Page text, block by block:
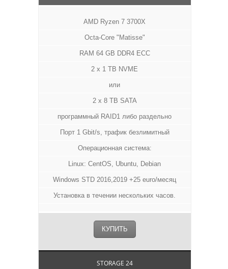
AMD Ryzen 7 3700X
Octa-Core "Matisse"
RAM 64 GB DDR4 ECC
2 x 1 TB NVME
или
2 x 8 TB SATA
программный RAID1 либо раздельно
Порт 1 Gbit/s, трафик безлимитный
Операционная система:
Linux: CentOS, Ubuntu, Debian
Windows STD 2016,2019 +25 euro/месяц
Установка в течении нескольких часов.
КУПИТЬ
STORAGE 24